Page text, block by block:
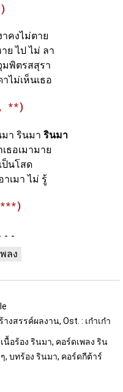
าคงไม่ตาย
ย ไป ไม่ ลา
มพิตรสสุรา
ไม่เห็นเธอ
**)
า รินมา รินมา
ธอเมามาย
ป็นโสด
เมา ไม่ รู้
ลง
งสรรค์ผลงาน, Ost. : เก๋าเก๋า
นื้อร้อง รินมา, คอร์ดเพลง ริน
, บทร้อง รินมา, คอร์ดกีต้าร์